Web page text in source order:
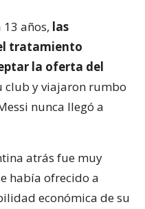
13 años, las
tratamiento
la oferta del
club y viajaron rumbo
nunca llegó a
atrás fue muy
había ofrecido a
económica de su